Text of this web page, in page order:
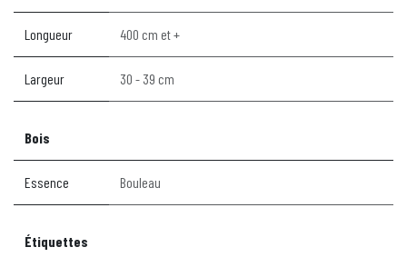
Longueur 400 cm et +
Largeur 30 - 39 cm
Bois
Essence Bouleau
Étiquettes